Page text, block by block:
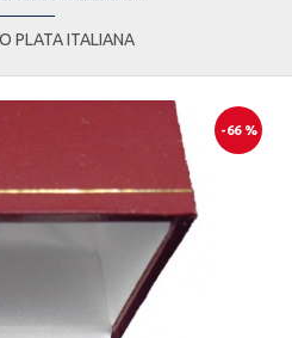
PLATA ITALIANA
-66 %